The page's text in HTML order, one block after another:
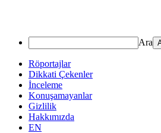
Ara
Röportajlar
Dikkati Çekenler
İnceleme
Konuşamayanlar
Gizlilik
Hakkımızda
EN